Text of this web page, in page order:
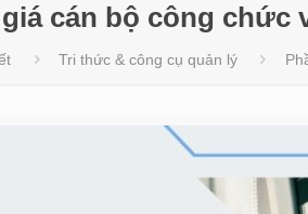
cán bộ công chức
Tri thức & công cụ quản lý